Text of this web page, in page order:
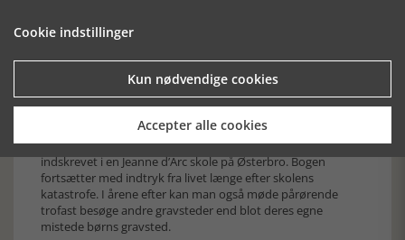
Efterfølgende afholdt RAF er flyvestævne til fordel for
bombeofrene. Der kom mere end 250.000 tilskuere
Først ville man genopbygge skolen for erstatninger, og
statens fond for skrigsskade kunne godt skabe grobund for
en ny skole, men som Søster Margrethe skrev i et brev til
nok til en ny skole. Det var et krav, at både lærerinder og
elever skulle være katolikker. Derfor blev alle børnene
indskrevet i en Jeanne d’Arc skole på Østerbro. Bogen
fortsætter med indtryk fra livet længe efter skolens
katastrofe. I årene efter kan man også møde pårørende
trofast besøge andre gravsteder end blot deres egne
mistede børns gravsted.
Cookie indstillinger
Kun nødvendige cookies
Accepter alle cookies